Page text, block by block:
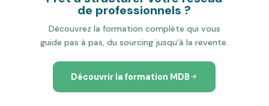
de professionnels ?
Découvrez la formation complète qui vous
guide pas à pas, du sourcing jusqu'à la revente.
Découvrir la formation MDB